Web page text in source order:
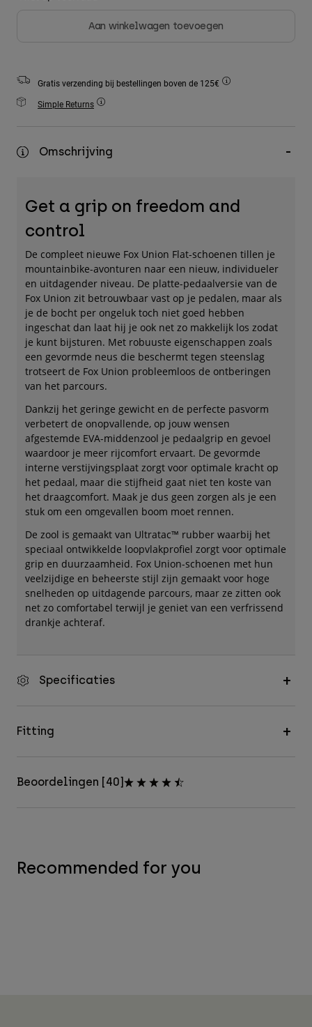
Hats & Caps
Alles bekijken
Aan winkelwagen toevoegen
Gratis verzending bij bestellingen boven de 125€
Simple Returns
Omschrijving
Get a grip on freedom and
control
De compleet nieuwe Fox Union Flat-schoenen tillen je
mountainbike-avonturen naar een nieuw, individueler
en uitdagender niveau. De platte-pedaalversie van de
Fox Union zit betrouwbaar vast op je pedalen, maar als
je de bocht per ongeluk toch niet goed hebben
ingeschat dan laat hij je ook net zo makkelijk los zodat
je kunt bijsturen. Met robuuste eigenschappen zoals
een gevormde neus die beschermt tegen steenslag
trotseert de Fox Union probleemloos de ontberingen
van het parcours.
Dankzij het geringe gewicht en de perfecte pasvorm
verbetert de onopvallende, op jouw wensen
afgestemde EVA-middenzool je pedaalgrip en gevoel
waardoor je meer rijcomfort ervaart. De gevormde
interne verstijvingsplaat zorgt voor optimale kracht op
het pedaal, maar die stijfheid gaat niet ten koste van
het draagcomfort. Maak je dus geen zorgen als je een
stuk om een omgevallen boom moet rennen.
De zool is gemaakt van Ultratac™ rubber waarbij het
speciaal ontwikkelde loopvlakprofiel zorgt voor optimale
grip en duurzaamheid. Fox Union-schoenen met hun
veelzijdige en beheerste stijl zijn gemaakt voor hoge
snelheden op uitdagende parcours, maar ze zitten ook
net zo comfortabel terwijl je geniet van een verfrissend
drankje achteraf.
Specificaties
Fitting
Beoordelingen [40]
Recommended for you